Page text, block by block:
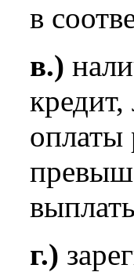
в
в.)
оплаты
г.)